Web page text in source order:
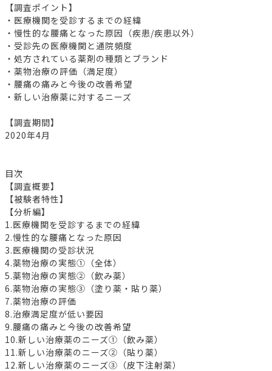
【調査ポイント】
・医療機関を受診するまでの経緯
・慢性的な腰痛となった原因（疾患/疾患以外）
・受診先の医療機関と通院頻度
・処方されている薬剤の種類とブランド
・薬物治療の評価（満足度）
・腰痛の痛みと今後の改善希望
・新しい治療薬に対するニーズ
【調査期間】
2020年4月
目次
【調査概要】
【被験者特性】
【分析編】
1.医療機関を受診するまでの経緯
2.慢性的な腰痛となった原因
3.医療機関の受診状況
4.薬物治療の実態①（全体）
5.薬物治療の実態②（飲み薬）
6.薬物治療の実態③（塗り薬・貼り薬）
7.薬物治療の評価
8.治療満足度が低い要因
9.腰痛の痛みと今後の改善希望
10.新しい治療薬のニーズ①（飲み薬）
11.新しい治療薬のニーズ②（貼り薬）
12.新しい治療薬のニーズ③（皮下注射薬）